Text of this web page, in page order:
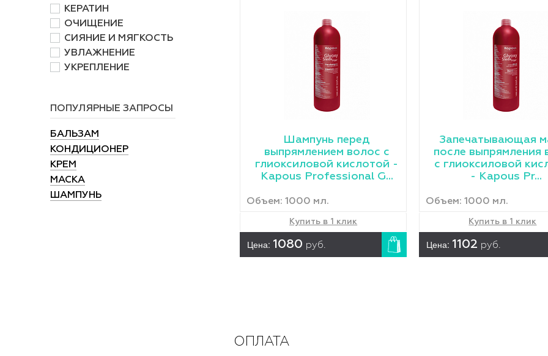
КЕРАТИН
ОЧИЩЕНИЕ
СИЯНИЕ И МЯГКОСТЬ
УВЛАЖНЕНИЕ
УКРЕПЛЕНИЕ
ПОПУЛЯРНЫЕ ЗАПРОСЫ
БАЛЬЗАМ
КОНДИЦИОНЕР
КРЕМ
МАСКА
ШАМПУНЬ
Шампунь перед
выпрямлением волос с
глиоксиловой кислотой -
Kapous Professional G...
Объем: 1000 мл.
Купить в 1 клик
Цена: 1080 руб.
Запечатывающая
после выпрямления
с глиоксиловой
- Kapous Pr...
Объем: 1000 мл.
Купить в 1 клик
Цена: 1102 руб.
ОПЛАТА